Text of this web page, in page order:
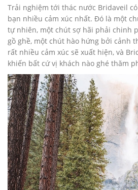
Trải nghiệm tới thác nước Bridaveil
bạn nhiều cảm xúc nhất. Đó là một
tự nhiên, một chút sợ hãi phải chinh
gồ ghề, một chút hào hứng bởi cảnh
rất nhiều cảm xúc sẽ xuất hiện, và
khiến bất cứ vị khách nào ghé thăm